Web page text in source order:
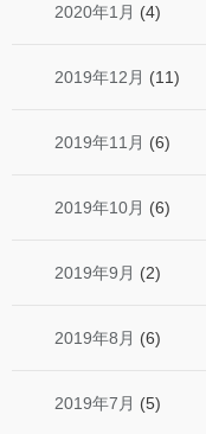
2020年1月 (4)
2019年12月 (11)
2019年11月 (6)
2019年10月 (6)
2019年9月 (2)
2019年8月 (6)
2019年7月 (5)